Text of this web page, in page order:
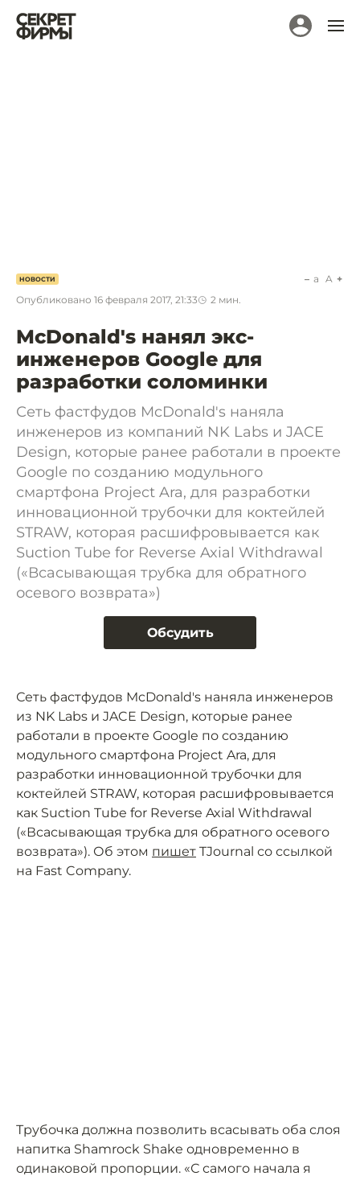
НОВОСТИ
Опубликовано 16 февраля 2017, 21:33 2 мин.
a A
McDonald's нанял экс-
инженеров Google для
разработки соломинки
Сеть фастфудов McDonald's наняла
инженеров из компаний NK Labs и JACE
Design, которые ранее работали в проекте
Google по созданию модульного
смартфона Project Ara, для разработки
инновационной трубочки для коктейлей
STRAW, которая расшифровывается как
Suction Tube for Reverse Axial Withdrawal
(«Всасывающая трубка для обратного
осевого возврата»)
Обсудить
Сеть фастфудов McDonald's наняла инженеров
из NK Labs и JACE Design, которые ранее
работали в проекте Google по созданию
модульного смартфона Project Ara, для
разработки инновационной трубочки для
коктейлей STRAW, которая расшифровывается
как Suction Tube for Reverse Axial Withdrawal
(«Всасывающая трубка для обратного осевого
возврата»). Об этом пишет TJournal со ссылкой
на Fast Company.
Трубочка должна позволить всасывать оба слоя
напитка Shamrock Shake одновременно в
одинаковой пропорции. «С самого начала я